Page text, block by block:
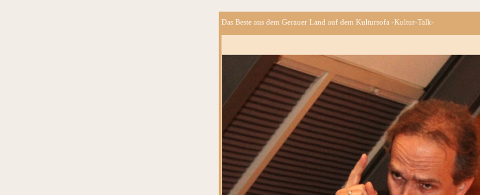
Das Beste aus dem Gerauer Land auf dem Kultursofa -Kultur-Talk-